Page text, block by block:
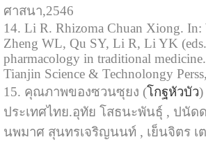
ศาสนา,2546
14. Li R. Rhizoma Chuan Xiong.
Zheng WL, Qu SY, Li R, Li YK
pharmacology in traditional
Tianjin Science & Technolongy
15. คุณภาพของซวนซุยง (โกฐหัวบัว)
ประเทศไทย.อุทัย โสธนะพันธุ์ , ปนั
นพมาศ สุนทรเจริญนนท์ , เย็นจิตร เ